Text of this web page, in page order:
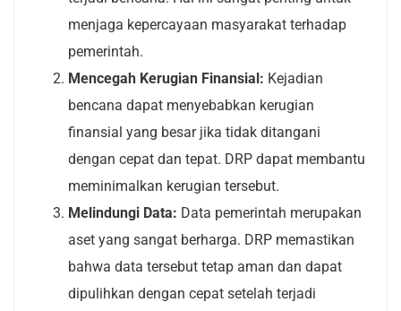
menjaga kepercayaan masyarakat terhadap
pemerintah.
Mencegah Kerugian Finansial: Kejadian
bencana dapat menyebabkan kerugian
finansial yang besar jika tidak ditangani
dengan cepat dan tepat. DRP dapat membantu
meminimalkan kerugian tersebut.
Melindungi Data: Data pemerintah merupakan
aset yang sangat berharga. DRP memastikan
bahwa data tersebut tetap aman dan dapat
dipulihkan dengan cepat setelah terjadi